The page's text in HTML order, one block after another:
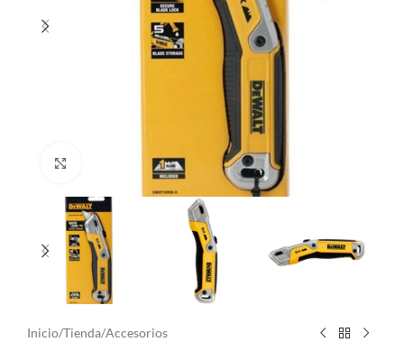
Clic para ampliar
Inicio/Tienda/Accesorios